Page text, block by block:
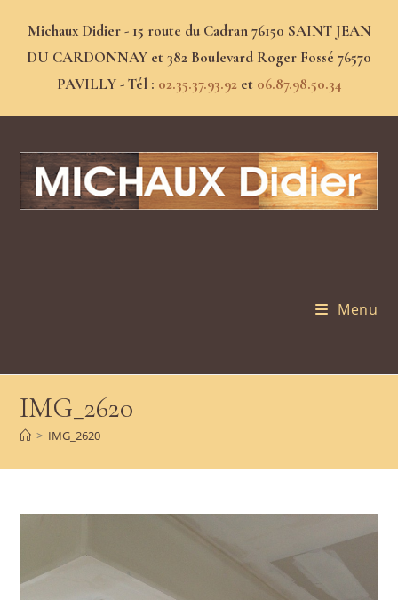
Michaux Didier - 15 route du Cadran 76150 SAINT JEAN
DU CARDONNAY et 382 Boulevard Roger Fossé 76570
PAVILLY - Tél : 02.35.37.93.92et 06.87.98.50.34
Menu
IMG_2620
> IMG_2620